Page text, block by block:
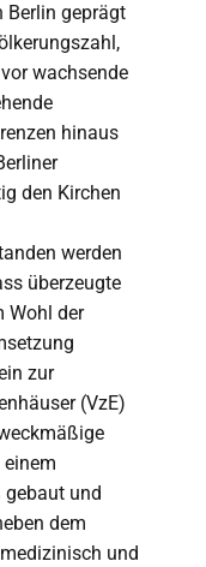
Berlin geprägt
wachsende
hinaus
den Kirchen
werden
überzeugte
Wohl der
zur
(VzE)
einem
und
dem
und